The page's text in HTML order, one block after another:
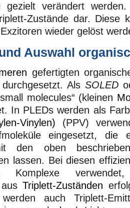
gezielt verändert
Zustände dar. Diese
wieder gelöst
Auswahl
gefertigten
Als SOLED
molecules“ (kleinen
In PLEDs werden als
Vinylen) (PPV)
eingesetzt, die
den oben
lassen. Bei diesen
Komplexe
ausTriplett-Zuständen
auch Triplett-